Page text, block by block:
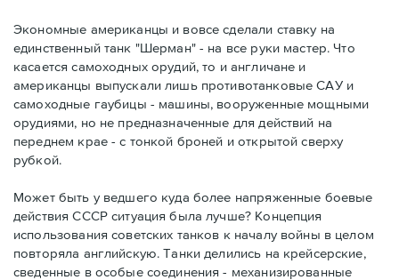
Экономные американцы и вовсе сделали ставку на
единственный танк "Шерман" - на все руки мастер. Что
касается самоходных орудий, то и англичане и
американцы выпускали лишь противотанковые САУ и
самоходные гаубицы - машины, вооруженные мощными
орудиями, но не предназначенные для действий на
переднем крае - с тонкой броней и открытой сверху
рубкой.
Может быть у ведшего куда более напряженные боевые
действия СССР ситуация была лучше? Концепция
использования советских танков к началу войны в целом
повторяла английскую. Танки делились на крейсерские,
сведенные в особые соединения - механизированные